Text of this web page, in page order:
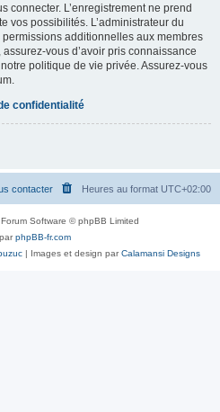
connecter. L’enregistrement ne prend
vos possibilités. L’administrateur du
additionnelles aux membres
vous d’avoir pris connaissance
politique de vie privée. Assurez-vous
confidentialité
Heures au format UTC+02:00
contacter
Software © phpBB Limited
phpBB-fr.com
| Images et design parCalamansi Designs